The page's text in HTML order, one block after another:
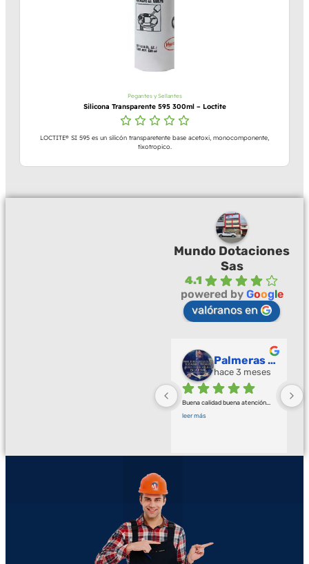
Pegantes y Sellantes
Silicona Transparente 595 300ml – Loctite
LOCTITE® SI 595 es un silicón transparetente base acetoxi, monocomponente,
tixotropico.
Mundo Dotaciones
Sas
4.1
powered by Google
valóranos en
Palmeras Doradas
hace 3 meses
Buena calidad buena atención
leer más